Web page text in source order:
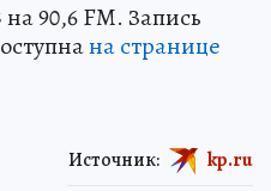
90,6 FM. Запись
на странице
Источник: kp.ru